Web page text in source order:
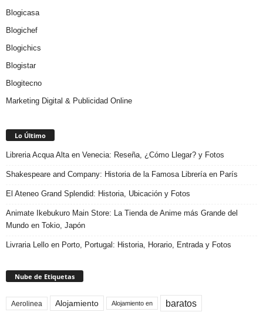
Blogicasa
Blogichef
Blogichics
Blogistar
Blogitecno
Marketing Digital & Publicidad Online
Lo Último
Libreria Acqua Alta en Venecia: Reseña, ¿Cómo Llegar? y Fotos
Shakespeare and Company: Historia de la Famosa Librería en París
El Ateneo Grand Splendid: Historia, Ubicación y Fotos
Animate Ikebukuro Main Store: La Tienda de Anime más Grande del
Mundo en Tokio, Japón
Livraria Lello en Porto, Portugal: Historia, Horario, Entrada y Fotos
Nube de Etiquetas
Aerolinea Alojamiento Alojamiento en baratos